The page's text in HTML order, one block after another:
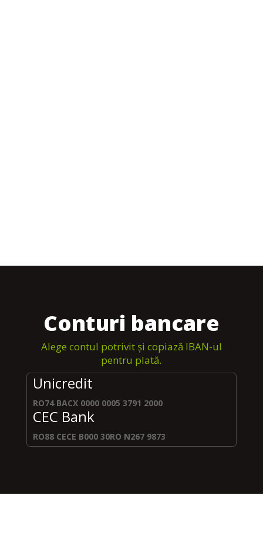
Conturi bancare
Alege contul potrivit și copiază IBAN-ul
pentru plată.
Unicredit
RO74 BACX 0000 0005 3791 2000
CEC Bank
RO88 CECE B000 30RO N267 9873